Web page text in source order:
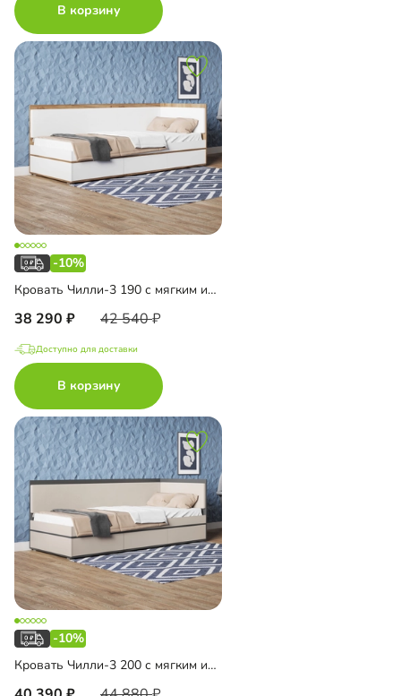
В корзину
-10%
Кровать Чилли-3 190 с мягким изголовьем
38 290 42 540
Доступно для доставки
В корзину
-10%
Кровать Чилли-3 200 с мягким изголовьем